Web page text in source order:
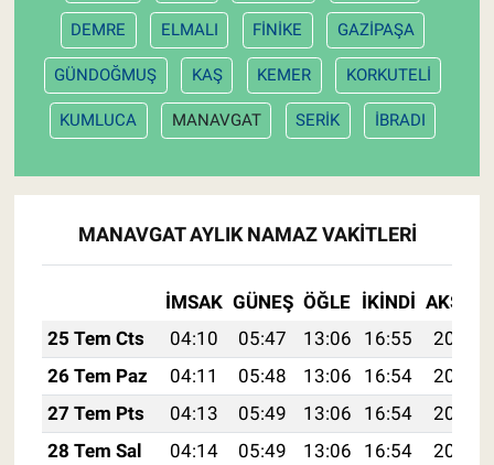
DEMRE ELMALI FİNİKE GAZİPAŞA
GÜNDOĞMUŞ KAŞ KEMER KORKUTELİ
KUMLUCA MANAVGAT SERİK İBRADI
MANAVGAT AYLIK NAMAZ VAKITLERI
İMSAK GÜNEŞ ÖĞLE İKINDI AKŞAM
25 Tem Cts
04:10 05:47 13:06 16:55
20:14
26 Tem Paz
04:11 05:48 13:06 16:54
20:14
27 Tem Pts
04:13 05:49 13:06 16:54
20:13
28 Tem Sal
04:14 05:49 13:06 16:54
20:12